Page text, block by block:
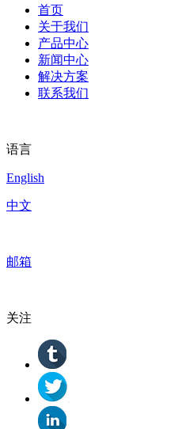
首页
关于我们
产品中心
新闻中心
解决方案
联系我们
语言
English
中文
邮箱
关注